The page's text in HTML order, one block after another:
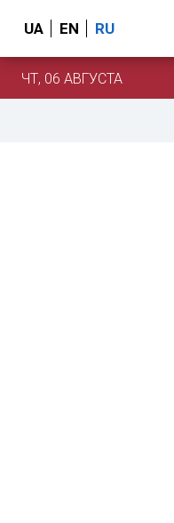
UA EN RU
ЧТ, 06 АВГУСТА